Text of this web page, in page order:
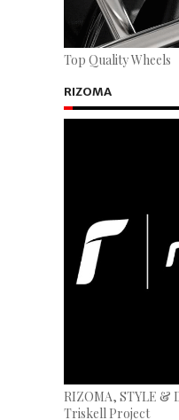
Top Quality Wheels
RIZOMA
RIZOMA, STYLE &
Triskell Project